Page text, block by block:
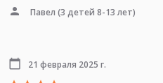
Павел (3 детей 8-13 лет)
21 февраля 2025 г.